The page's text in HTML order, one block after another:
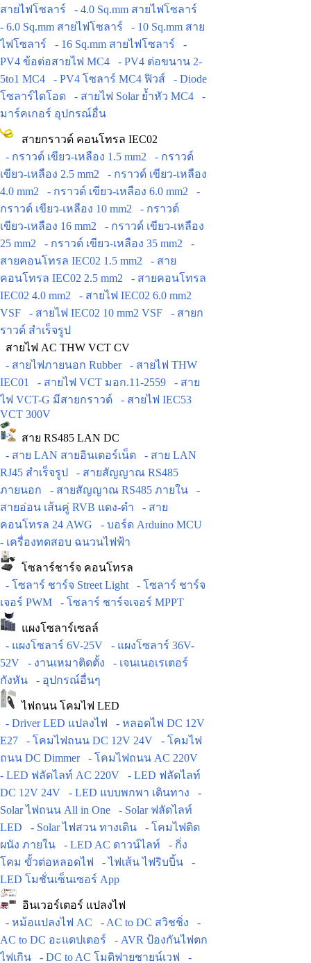
สายไฟโซลาร์
- 4.0 Sq.mm สายไฟโซลาร์
- 6.0 Sq.mm สายไฟโซลาร์
- 10 Sq.mm สาย
ไฟโซลาร์
- 16 Sq.mm สายไฟโซลาร์
-
PV4 ข้อต่อสายไฟ MC4
- PV4 ต่อขนาน 2-
5to1 MC4
- PV4 โซลาร์ MC4 ฟิวส์
- Diode
โซลาร์ไดโอด
- สายไฟ Solar ย้ำหัว MC4
-
มาร์คเกอร์ อุปกรณ์อื่น
สายกราวด์ คอนโทรล IEC02
- กราวด์ เขียว-เหลือง 1.5 mm2
- กราวด์
เขียว-เหลือง 2.5 mm2
- กราวด์ เขียว-เหลือง
4.0 mm2
- กราวด์ เขียว-เหลือง 6.0 mm2
-
กราวด์ เขียว-เหลือง 10 mm2
- กราวด์
เขียว-เหลือง 16 mm2
- กราวด์ เขียว-เหลือง
25 mm2
- กราวด์ เขียว-เหลือง 35 mm2
-
สายคอนโทรล IEC02 1.5 mm2
- สาย
คอนโทรล IEC02 2.5 mm2
- สายคอนโทรล
IEC02 4.0 mm2
- สายไฟ IEC02 6.0 mm2
VSF
- สายไฟ IEC02 10 mm2 VSF
- สายก
ราวด์ สำเร็จรูป
สายไฟ AC THW VCT CV
- สายไฟภายนอก Rubber
- สายไฟ THW
IEC01
- สายไฟ VCT มอก.11-2559
- สาย
ไฟ VCT-G มีสายกราวด์
- สายไฟ IEC53
VCT 300V
สาย RS485 LAN DC
- สาย LAN สายอินเตอร์เน็ต
- สาย LAN
RJ45 สำเร็จรูป
- สายสัญญาณ RS485
ภายนอก
- สายสัญญาณ RS485 ภายใน
-
สายอ่อน เส้นคู่ RVB แดง-ดำ
- สาย
คอนโทรล 24 AWG
- บอร์ด Arduino MCU
- เครื่องทดสอบ ฉนวนไฟฟ้า
โซลาร์ชาร์จ คอนโทรล
- โซลาร์ ชาร์จ Street Light
- โซลาร์ ชาร์จ
เจอร์ PWM
- โซลาร์ ชาร์จเจอร์ MPPT
แผงโซลาร์เซลล์
- แผงโซลาร์ 6V-25V
- แผงโซลาร์ 36V-
52V
- งานเหมาติดตั้ง
- เจนเนอเรเตอร์
กังหัน
- อุปกรณ์อื่นๆ
ไฟถนน โคมไฟ LED
- Driver LED แปลงไฟ
- หลอดไฟ DC 12V
E27
- โคมไฟถนน DC 12V 24V
- โคมไฟ
ถนน DC Dimmer
- โคมไฟถนน AC 220V
- LED ฟลัดไลท์ AC 220V
- LED ฟลัดไลท์
DC 12V 24V
- LED แบบพกพา เดินทาง
-
Solar ไฟถนน All in One
- Solar ฟลัดไลท์
LED
- Solar ไฟสวน ทางเดิน
- โคมไฟติด
ผนัง ภายใน
- LED AC ดาวน์ไลท์
- กิ่ง
โคม ขั้วต่อหลอดไฟ
- ไฟเส้น ไฟริบบิ้น
-
LED โมชั่นเซ็นเซอร์ App
อินเวอร์เตอร์ แปลงไฟ
- หม้อแปลงไฟ AC
- AC to DC สวิชชิ่ง
-
AC to DC อะแดปเตอร์
- AVR ป้องกันไฟตก
ไฟเกิน
- DC to AC โมดิฟายชายน์เวฟ -